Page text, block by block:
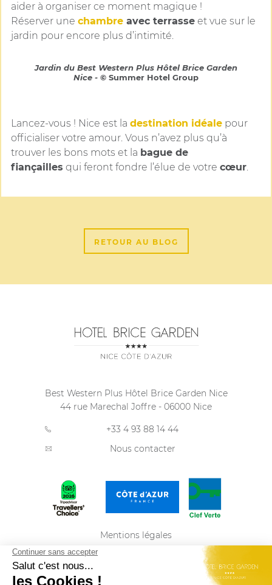
aider à organiser ce moment magique !
Réserver une chambre avec terrasse et vue sur le
jardin pour encore plus d’intimité.
Jardin du Best Western Plus Hôtel Brice Garden
Nice - © Summer Hotel Group
Lancez-vous ! Nice est la destination idéale pour
officialiser votre amour. Vous n’avez plus qu’à
trouver les bons mots et la bague de
fiançailles qui feront fondre l’élue de votre cœur.
RETOUR AU BLOG
Best Western Plus Hôtel Brice Garden Nice
44 rue Marechal Joffre - 06000 Nice
+33 4 93 88 14 44
Nous contacter
Mentions légales
Politique de confidentialité